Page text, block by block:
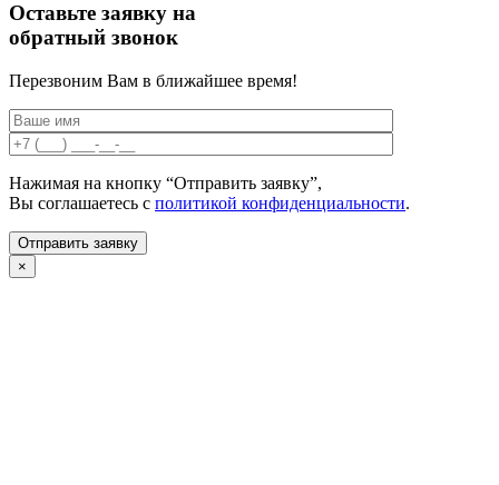
Оставьте заявку на
обратный звонок
Перезвоним Вам в ближайшее время!
Нажимая на кнопку “Отправить заявку”,
Вы соглашаетесь с политикой конфиденциальности.
×